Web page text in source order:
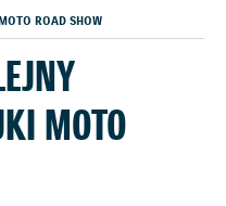
ROAD SHOW
MOTO